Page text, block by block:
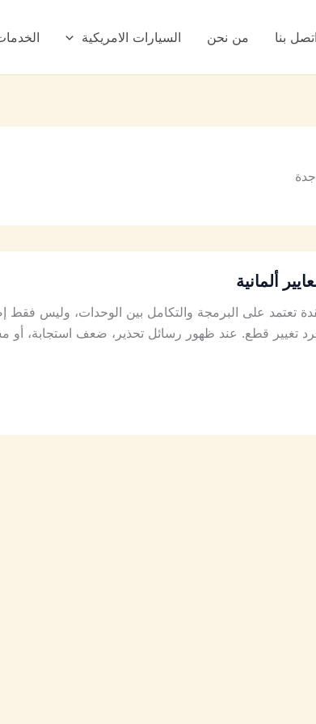
اتصل بنا من نحن السيارات الامريكية
ألمانية
على البرمجة والتكامل بين الوحدات، وليس فقط
قطع. عند ظهور رسائل تحذير، ضعف استجابة، أو